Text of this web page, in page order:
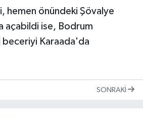
hemen önündeki Şövalye
açabildi ise, Bodrum
beceriyi Karaada'da
SONRAKI